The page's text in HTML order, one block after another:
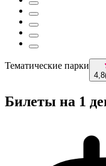
Тематические парки
4,8
Билеты на 1